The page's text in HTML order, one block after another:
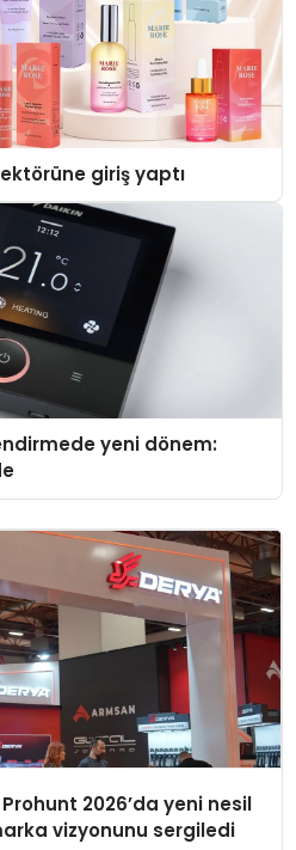
giriş yaptı
yeni dönem:
2026’da yeni nesil
vizyonunu sergiledi